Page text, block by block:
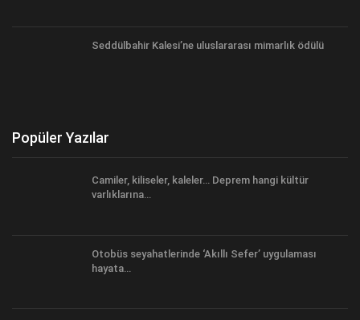
Seddülbahir Kalesi’ne uluslararası mimarlık ödülü
Popüler Yazılar
Camiler, kiliseler, kaleler… Deprem hangi kültür
varlıklarına…
Otobüs seyahatlerinde ‘Akıllı Sefer’ uygulaması
hayata…